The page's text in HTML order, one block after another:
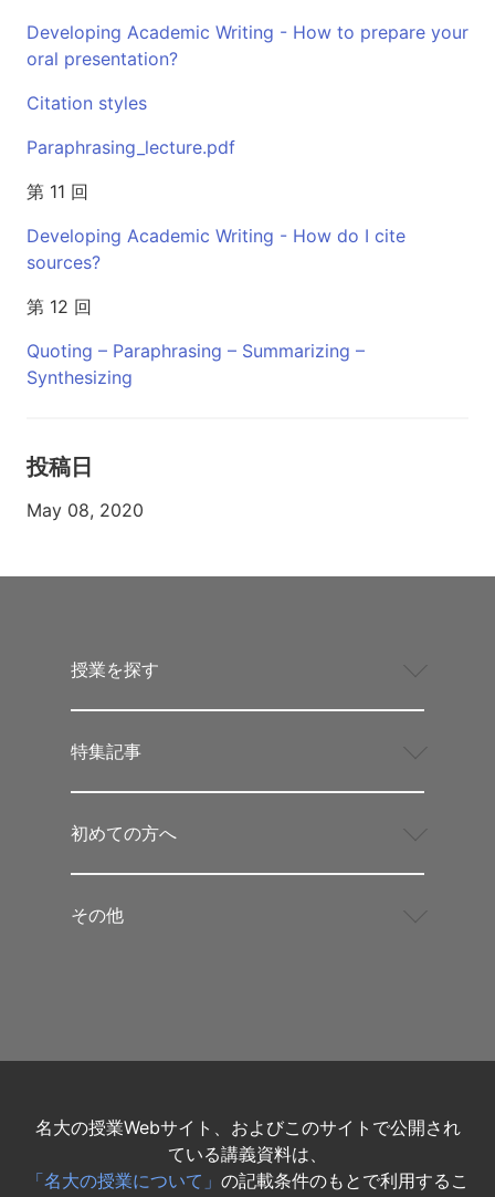
Developing Academic Writing - How to prepare your
oral presentation?
Citation styles
Paraphrasing_lecture.pdf
第 11 回
Developing Academic Writing - How do I cite
sources?
第 12 回
Quoting – Paraphrasing – Summarizing –
Synthesizing
投稿日
May 08, 2020
授業を探す
特集記事
初めての方へ
その他
名大の授業Webサイト、およびこのサイトで公開され
ている講義資料は、
「名大の授業について」 の記載条件のもとで利用するこ